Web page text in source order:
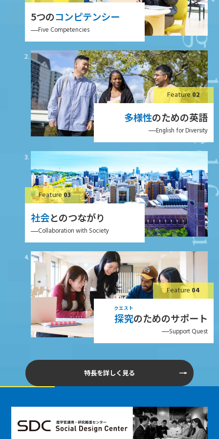
5つのコンピテンシー
Five Competencies
Feature02
多様性のための英語
English for Diversity
Feature03
社会とのつながり
Collaboration with Society
Feature 04
探究
クエスト
のためのサポート
Support Quest
特長を詳しく見る